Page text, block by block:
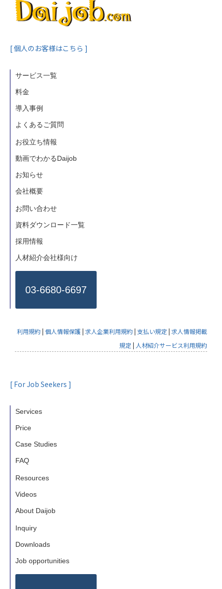
[ 個人のお客様はこちら ]
サービス一覧
料金
導入事例
よくあるご質問
お役立ち情報
動画でわかるDaijob
お知らせ
会社概要
お問い合わせ
資料ダウンロード一覧
採用情報
人材紹介会社様向け
03-6680-6697
利用規約| 個人情報保護| 求人企業利用規約| 支払い規定 | 求人情報掲載
規定 | 人材紹介サービス利用規約
[ For Job Seekers ]
Services
Price
Case Studies
FAQ
Resources
Videos
About Daijob
Inquiry
Downloads
Job opportunities